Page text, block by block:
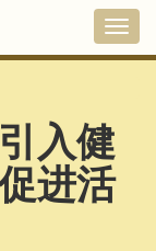
切
入健
进活